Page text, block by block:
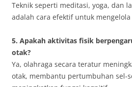
Teknik seperti meditasi, yoga, dan
adalah cara efektif untuk mengelola
5. Apakah aktivitas fisik
otak?
Ya, olahraga secara teratur
otak, membantu pertumbuhan sel-